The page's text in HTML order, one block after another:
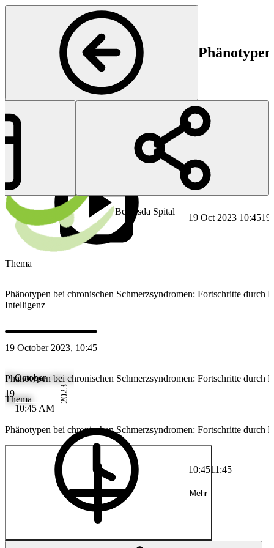
Bethesda Spital
Start
19 Oct 2023 10:4519
Thema
Phänotypen bei chronischen Schmerzsyndromen: Fortschritte durch
Intelligenz
19 October 2023, 10:45
19
October
10:45 AM
2023
10:4511:45
Phänotypen bei chronischen Schmerzsyndromen: Fortschritte durch
Thema
Phänotypen bei chronischen Schmerzsyndromen: Fortschritte durch
Mehr